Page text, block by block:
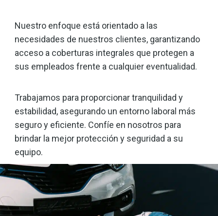
Nuestro enfoque está orientado a las
necesidades de nuestros clientes, garantizando
acceso a coberturas integrales que protegen a
sus empleados frente a cualquier eventualidad.
Trabajamos para proporcionar tranquilidad y
estabilidad, asegurando un entorno laboral más
seguro y eficiente. Confíe en nosotros para
brindar la mejor protección y seguridad a su
equipo.